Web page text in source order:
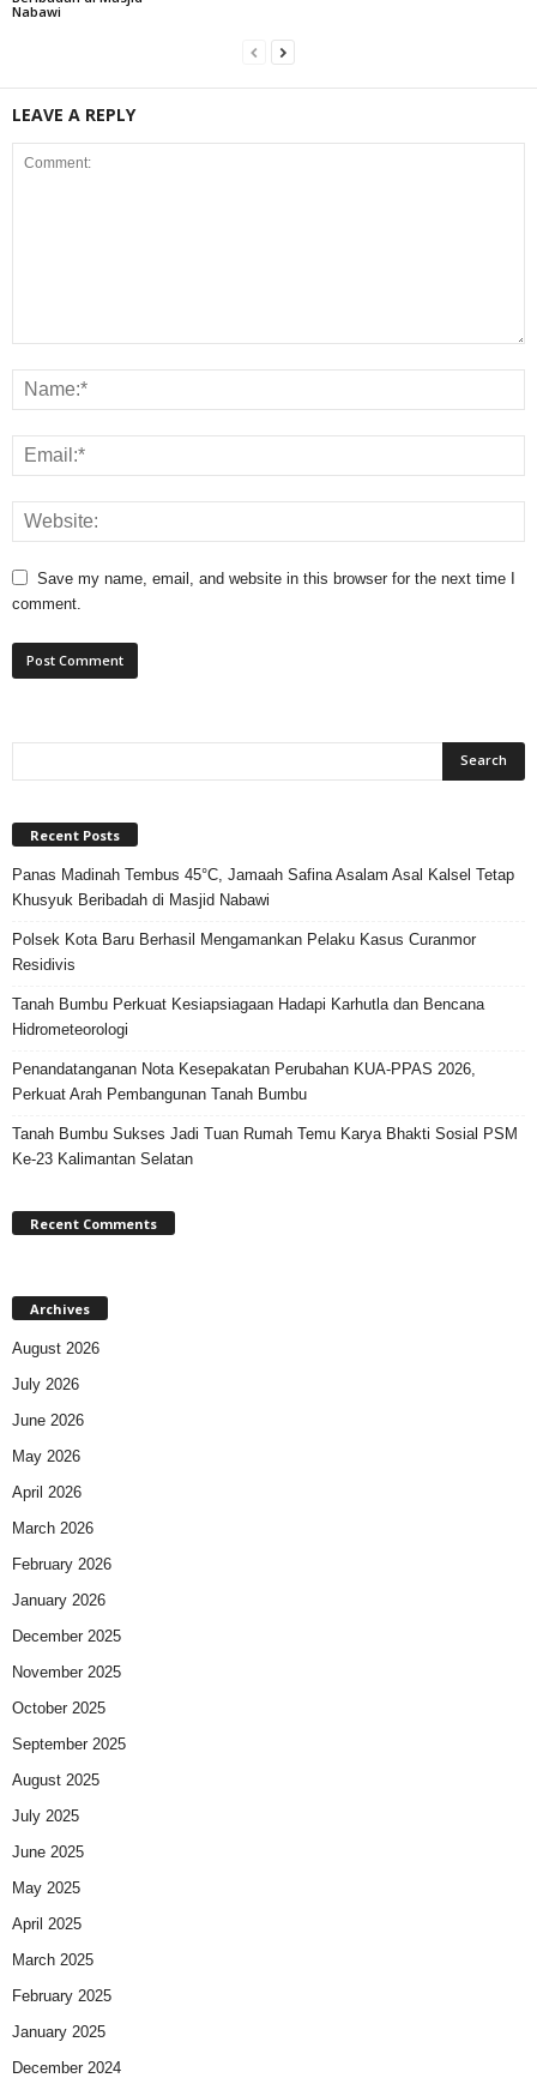
Nabawi
LEAVE A REPLY
Save my name, email, and website in this browser for the next time I
comment.
Recent Posts
Panas Madinah Tembus 45°C, Jamaah Safina Asalam Asal Kalsel Tetap
Khusyuk Beribadah di Masjid Nabawi
Polsek Kota Baru Berhasil Mengamankan Pelaku Kasus Curanmor
Residivis
Tanah Bumbu Perkuat Kesiapsiagaan Hadapi Karhutla dan Bencana
Hidrometeorologi
Penandatanganan Nota Kesepakatan Perubahan KUA-PPAS 2026,
Perkuat Arah Pembangunan Tanah Bumbu
Tanah Bumbu Sukses Jadi Tuan Rumah Temu Karya Bhakti Sosial PSM
Ke-23 Kalimantan Selatan
Recent Comments
Archives
August 2026
July 2026
June 2026
May 2026
April 2026
March 2026
February 2026
January 2026
December 2025
November 2025
October 2025
September 2025
August 2025
July 2025
June 2025
May 2025
April 2025
March 2025
February 2025
January 2025
December 2024